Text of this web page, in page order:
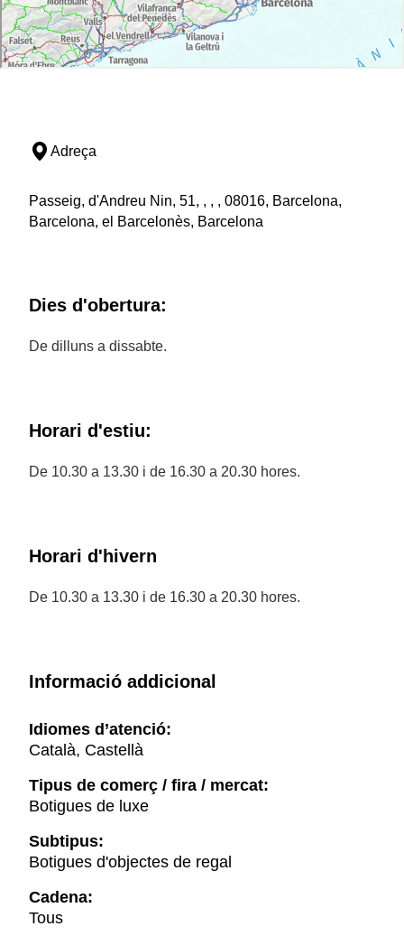
Adreça
Passeig, d'Andreu Nin, 51, , , , 08016, Barcelona,
Barcelona, el Barcelonès, Barcelona
Dies d'obertura:
De dilluns a dissabte.
Horari d'estiu:
De 10.30 a 13.30 i de 16.30 a 20.30 hores.
Horari d'hivern
De 10.30 a 13.30 i de 16.30 a 20.30 hores.
Informació addicional
Idiomes d’atenció:
Català, Castellà
Tipus de comerç / fira / mercat:
Botigues de luxe
Subtipus:
Botigues d'objectes de regal
Cadena:
Tous